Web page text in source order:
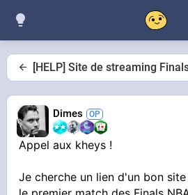
[HELP] Site de streaming
Dimes
Appel aux kheys !
Je cherche un lien d'un bon